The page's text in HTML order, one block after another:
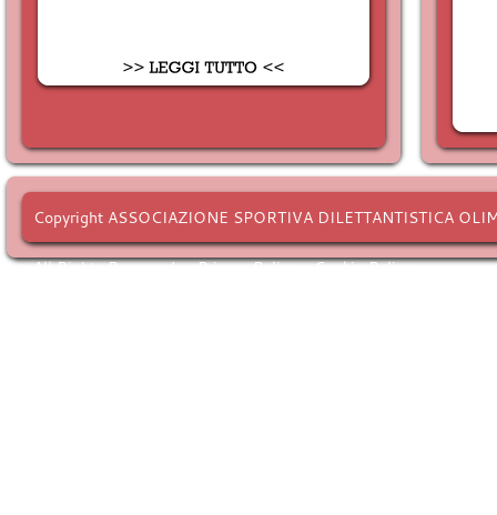
Copyright ASSOCIAZIONE SPORTIVA DILETTANTISTICA
All Rights Reserved. -Privacy Policy-Cookie Policy